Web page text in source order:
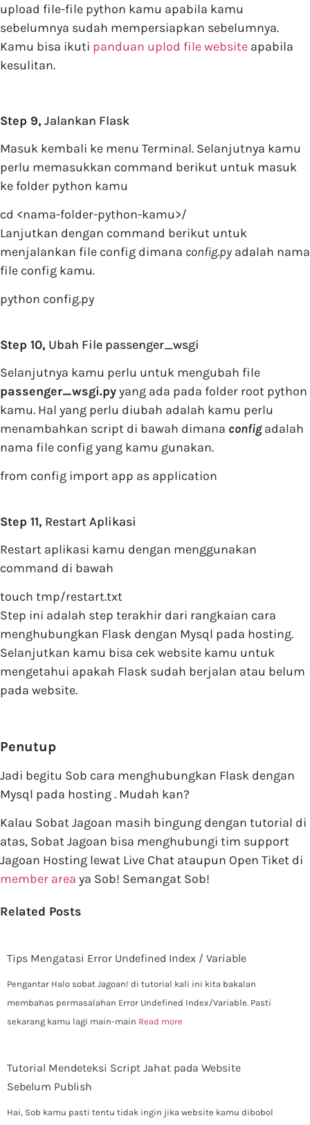
upload file-file python kamu apabila kamu
sebelumnya sudah mempersiapkan sebelumnya.
Kamu bisa ikuti panduan uplod file website apabila
kesulitan.
Step 9, Jalankan Flask
Masuk kembali ke menu Terminal. Selanjutnya kamu
perlu memasukkan command berikut untuk masuk
ke folder python kamu
cd <nama-folder-python-kamu>/
Lanjutkan dengan command berikut untuk
menjalankan file config dimana config.py adalah nama
file config kamu.
python config.py
Step 10, Ubah File passenger_wsgi
Selanjutnya kamu perlu untuk mengubah file
passenger_wsgi.pyyang ada pada folder root python
kamu. Hal yang perlu diubah adalah kamu perlu
menambahkan script di bawah dimana config adalah
nama file config yang kamu gunakan.
from config import app as application
Step 11, Restart Aplikasi
Restart aplikasi kamu dengan menggunakan
command di bawah
touch tmp/restart.txt
Step ini adalah step terakhir dari rangkaian cara
menghubungkan Flask dengan Mysql pada hosting.
Selanjutkan kamu bisa cek website kamu untuk
mengetahui apakah Flask sudah berjalan atau belum
pada website.
Penutup
Jadi begitu Sob cara menghubungkan Flask dengan
Mysql pada hosting . Mudah kan?
Kalau Sobat Jagoan masih bingung dengan tutorial di
atas, Sobat Jagoan bisa menghubungi tim support
Jagoan Hosting lewat Live Chat ataupun Open Tiket di
member area ya Sob! Semangat Sob!
Related Posts
Tips Mengatasi Error Undefined Index / Variable
Pengantar Halo sobat Jagoan! di tutorial kali ini kita bakalan
membahas permasalahan Error Undefined Index/Variable. Pasti
sekarang kamu lagi main-main Read more
Tutorial Mendeteksi Script Jahat pada Website
Sebelum Publish
Hai, Sob kamu pasti tentu tidak ingin jika website kamu dibobol